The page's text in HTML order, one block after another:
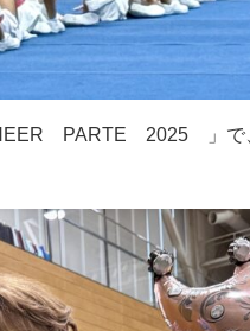
PARTE 2025 」で、